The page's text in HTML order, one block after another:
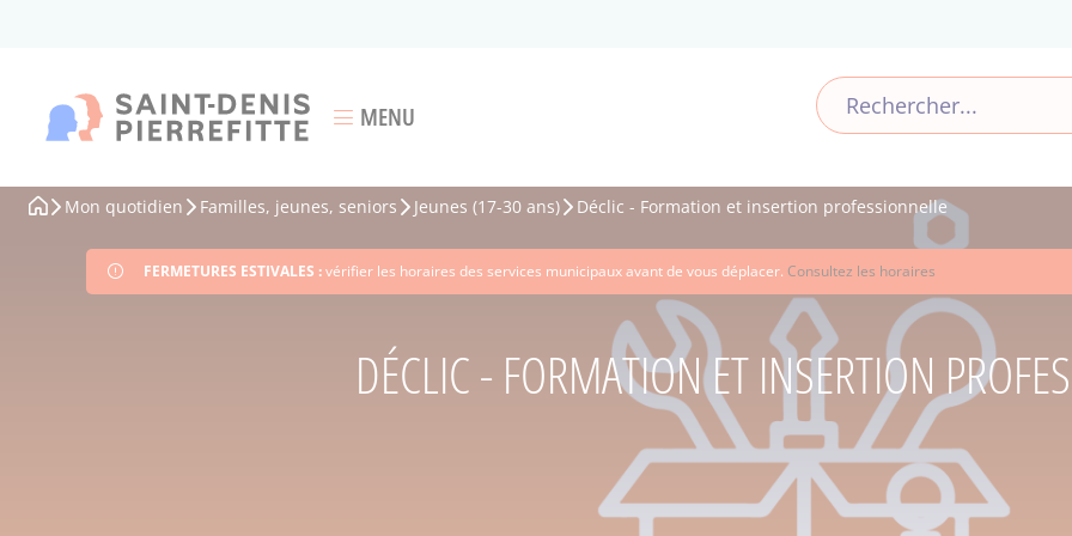
Ouvrir le menu
MENU
FERMETURES ESTIVALES :vérifier les horaires des services municipaux avant de vous déplacer. Consultez les horaires
Fil
Mon quotidien Familles, jeunes, seniors Jeunes (17-30 ans) Déclic - Formation et insertion professionnelle
DÉCLIC - FORMATION ET INSERTION